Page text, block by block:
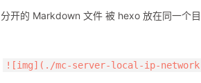
分开的 Markdown 文件 被 hexo 放在同一个
![img](./mc-server-local-ip-